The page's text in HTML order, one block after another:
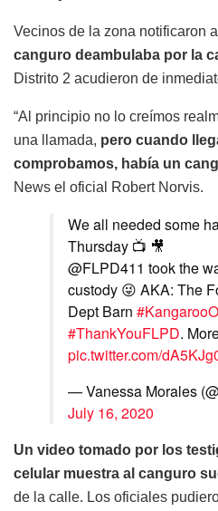
Vecinos de la zona notificaron
canguro deambulaba por la
Distrito 2 acudieron de
“Al principio no lo creímos
una llamada, pero cuando
comprobamos, había un
News el oficial Robert Norvis.
We all needed some
Thursday 📺 🎥
@FLPD411 took the
custody 😜 AKA: The
Dept Barn
#ThankYouFLPD.
pic.twitter.com/
— Vanessa Morales
July 16, 2020
Un video tomado por los
celular muestra al canguro
de la calle. Los oficiales